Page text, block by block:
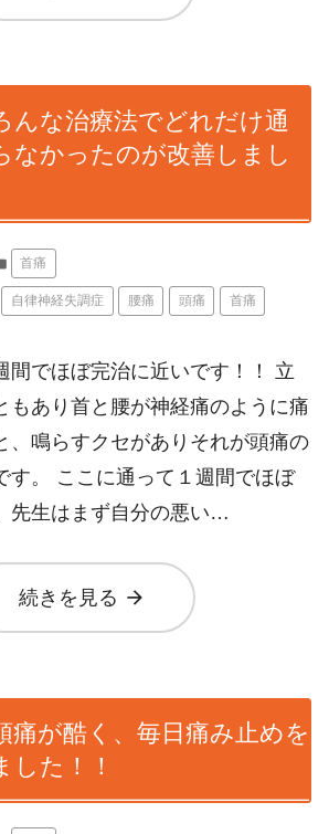
んな治療法でどれだけ通
なかったのが改善しまし
首痛
自律神経失調症 腰痛 頭痛 首痛
間でほぼ完治に近いです！！ 立
もあり首と腰が神経痛のように痛
、鳴らすクセがありそれが頭痛の
す。 ここに通って１週間でほぼ
先生はまず自分の悪い…
続きを見る arrow_forward
痛が酷く、毎日痛み止めを
した！！